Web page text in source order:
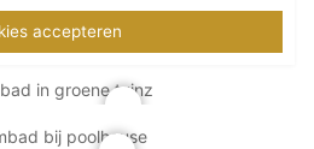
accepteren